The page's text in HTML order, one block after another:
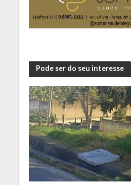
Pode ser do seu interesse